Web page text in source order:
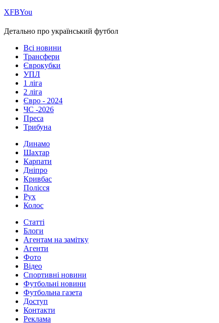
ХFBYou
Детально про український футбол
Всі новини
Трансфери
Єврокубки
УПЛ
1 ліга
2 ліга
Євро - 2024
ЧС -2026
Преса
Трибуна
Динамо
Шахтар
Карпати
Дніпро
Кривбас
Полісся
Рух
Колос
Статті
Блоги
Агентам на замітку
Агенти
Фото
Відео
Спортивні новини
Футбольні новини
Футбольна газета
Доступ
Контакти
Реклама